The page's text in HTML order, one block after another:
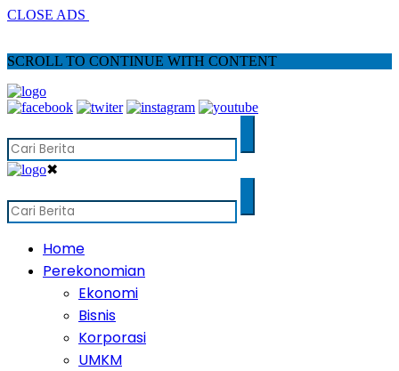
CLOSE ADS
SCROLL TO CONTINUE WITH CONTENT
✖
Home
Perekonomian
Ekonomi
Bisnis
Korporasi
UMKM